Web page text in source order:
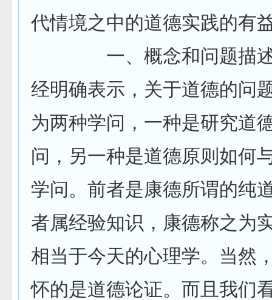
代情境之中的道德实践的有
一、概念和问题描
经明确表示，关于道德的问
为两种学问，一种是研究道
问，另一种是道德原则如何
学问。前者是康德所谓的纯
者属经验知识，康德称之为
相当于今天的心理学。当然
怀的是道德论证。而且我们